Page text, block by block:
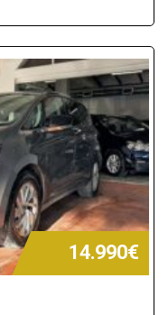
14.990€